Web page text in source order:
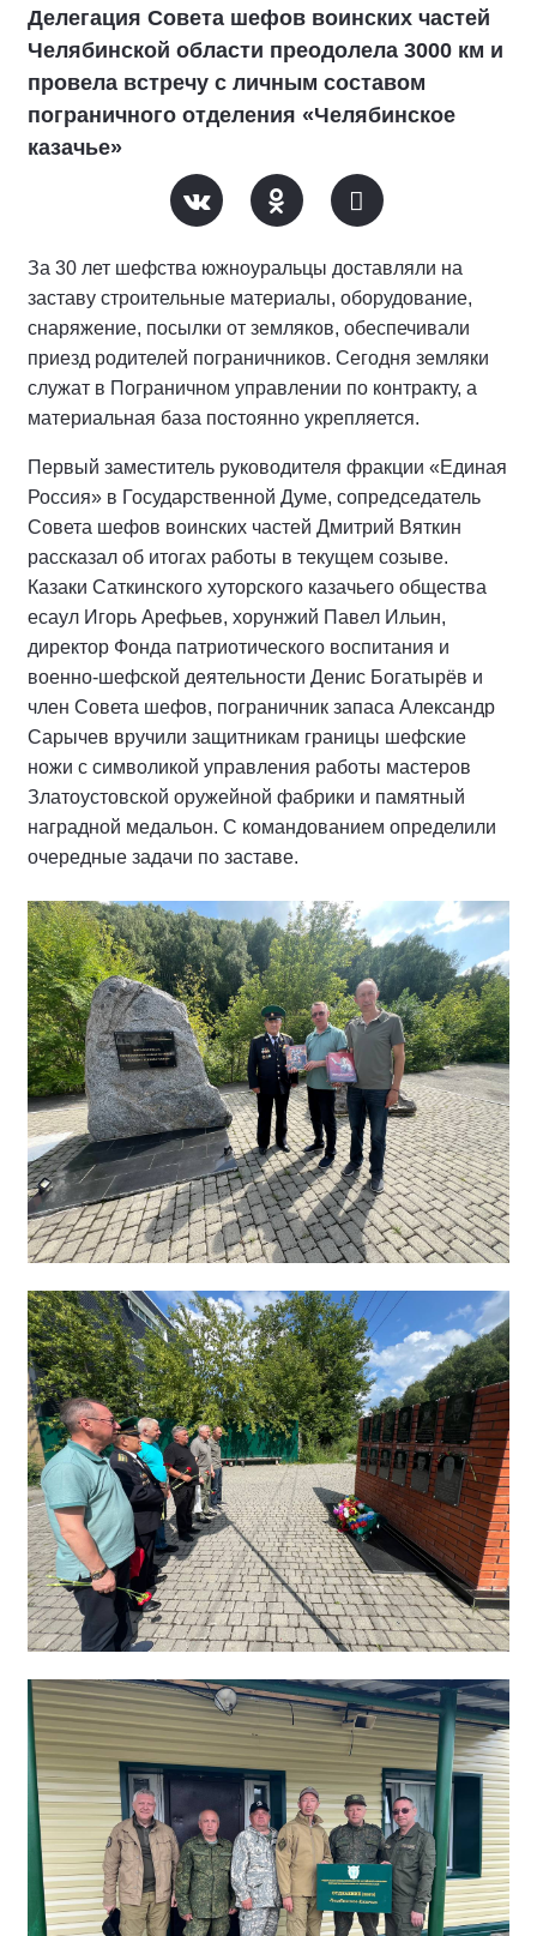
Делегация Совета шефов воинских частей
Челябинской области преодолела 3000 км и
провела встречу с личным составом
пограничного отделения «Челябинское
казачье»
За 30 лет шефства южноуральцы доставляли на
заставу строительные материалы, оборудование,
снаряжение, посылки от земляков, обеспечивали
приезд родителей пограничников. Сегодня земляки
служат в Пограничном управлении по контракту, а
материальная база постоянно укрепляется.
Первый заместитель руководителя фракции «Единая
Россия» в Государственной Думе, сопредседатель
Совета шефов воинских частей Дмитрий Вяткин
рассказал об итогах работы в текущем созыве.
Казаки Саткинского хуторского казачьего общества
есаул Игорь Арефьев, хорунжий Павел Ильин,
директор Фонда патриотического воспитания и
военно-шефской деятельности Денис Богатырёв и
член Совета шефов, пограничник запаса Александр
Сарычев вручили защитникам границы шефские
ножи с символикой управления работы мастеров
Златоустовской оружейной фабрики и памятный
наградной медальон. С командованием определили
очередные задачи по заставе.